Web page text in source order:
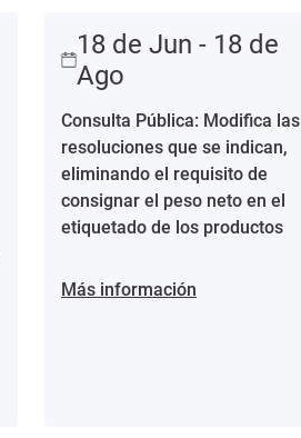
18 de Jun - 18 de
Ago
Consulta Pública: Modifica las
resoluciones que se indican,
eliminando el requisito de
consignar el peso neto en el
etiquetado de los productos
Más información